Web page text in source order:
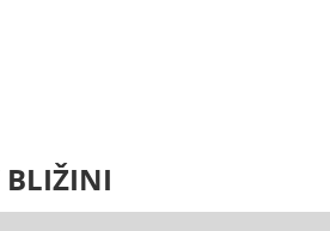
BLIŽINI